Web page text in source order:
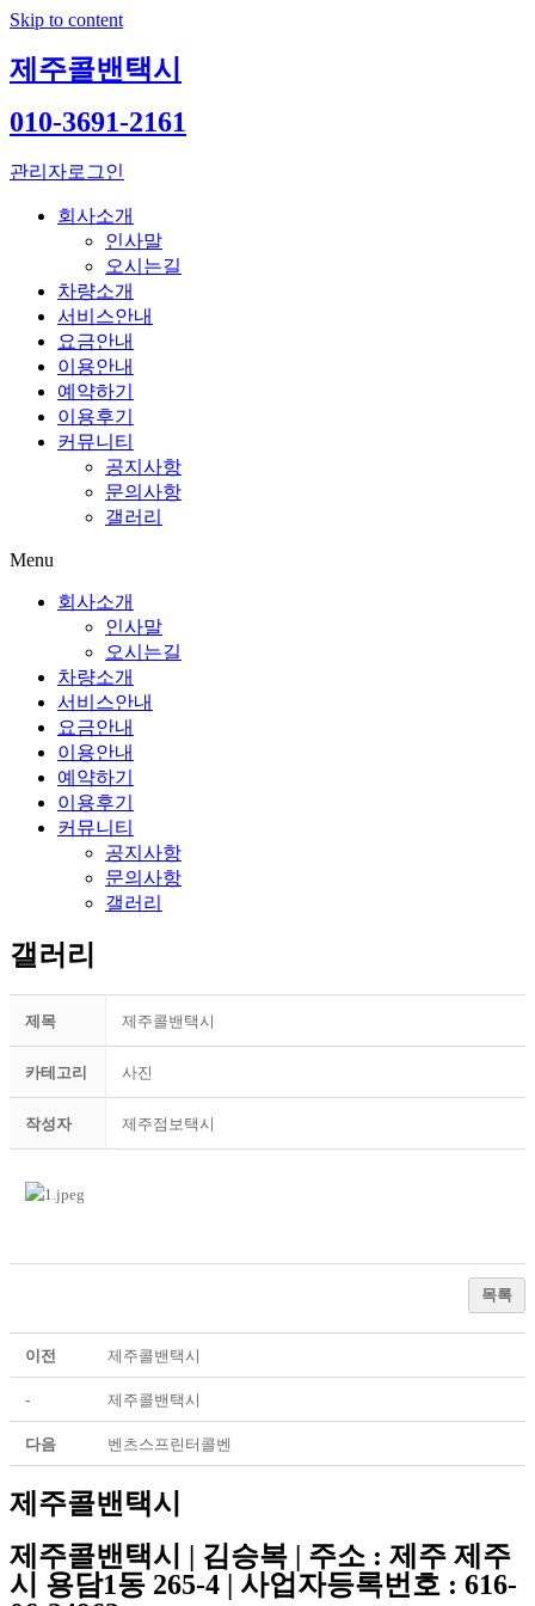
Skip to content
제주콜밴택시
010-3691-2161
관리자로그인
회사소개
인사말
오시는길
차량소개
서비스안내
요금안내
이용안내
예약하기
이용후기
커뮤니티
공지사항
문의사항
갤러리
Menu
회사소개
인사말
오시는길
차량소개
서비스안내
요금안내
이용안내
예약하기
이용후기
커뮤니티
공지사항
문의사항
갤러리
갤러리
제목 제주콜밴택시
카테고리 사진
작성자 제주점보택시
목록
이전 제주콜밴택시
- 제주콜밴택시
다음 벤츠스프린터콜벤
제주콜밴택시
제주콜밴택시 | 김승복 | 주소 : 제주 제주
시 용담1동 265-4 | 사업자등록번호 : 616-